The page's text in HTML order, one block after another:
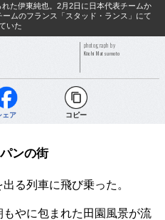
た伊東純也。2月2日に日本代表チームか
ムのフランス「スタッド・ランス」にて
いた
photograph by
Kiichi Matsumoto
ェア コピー
ンの街
る列車に飛び乗った。
やに包まれた田園風景が流